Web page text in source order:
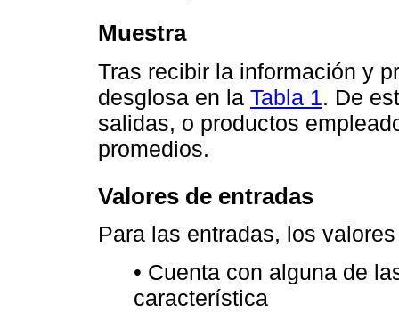
Muestra
Tras recibir la información y
desglosa en la Tabla 1. De
salidas, o productos
promedios.
Valores de entradas
Para las entradas, los
• Cuenta con alguna de
característica